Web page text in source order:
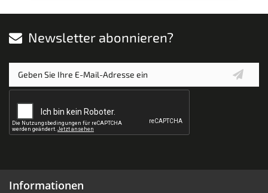
Newsletter abonnieren?
Informationen